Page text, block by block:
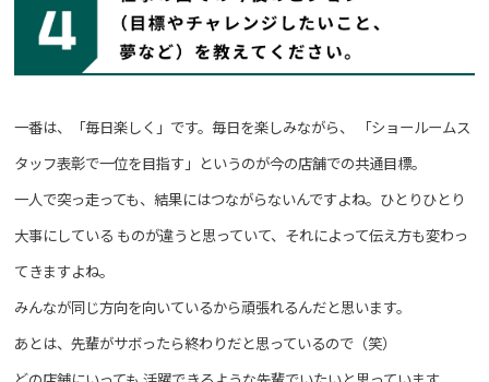
一番は、「毎日楽しく」です。毎日を楽しみながら、
「ショールームス
タッフ表彰で一位を目指す」というのが今の店舗での共通目標。
一人で突っ走っても、結果にはつながらないんですよね。ひとりひとり
大事にしている ものが違うと思っていて、それによって伝え方も変わっ
てきますよね。
みんなが同じ方向を向いているから頑張れるんだと思います。
あとは、先輩がサボったら終わりだと思っているので（笑）